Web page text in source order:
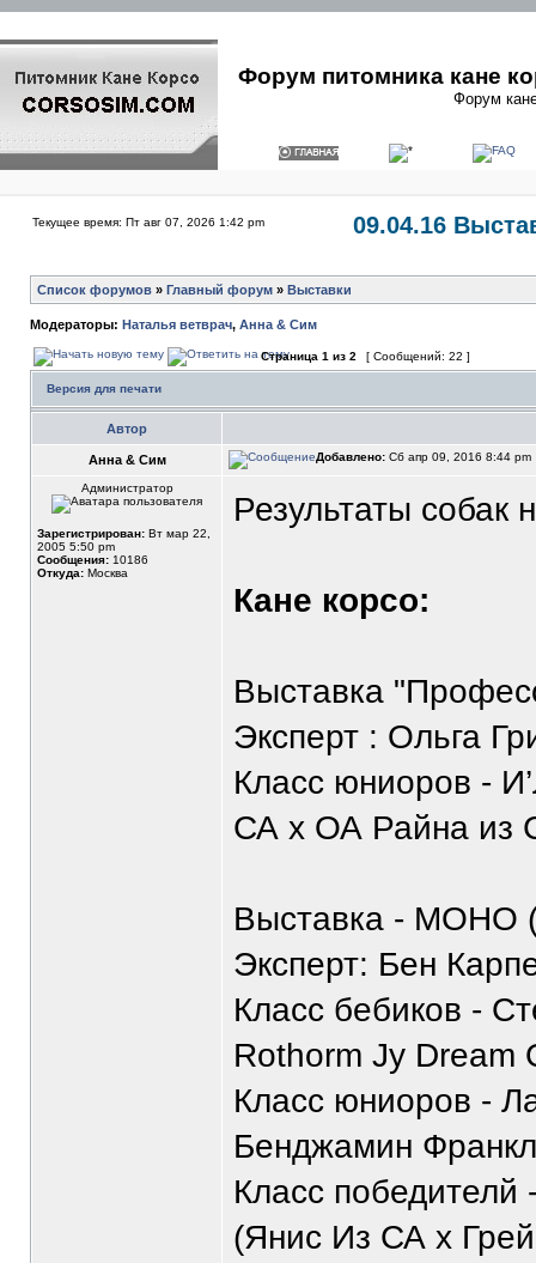
Форум питомника кане
Форум
Текущее время: Пт авг 07, 2026 1:42 pm 09.04.16
Список форумов » Главный форум » Выставки
Модераторы: Наталья ветврач, Анна & Сим
Страница 1 из 2 [ Сообщений: 22 ]
Версия для печати
Автор
Анна & Сим Добавлено: Сб апр 09, 2016 8:44 pm
Администратор
Зарегистрирован: Вт мар 22,
2005 5:50 pm
Сообщения: 10186
Откуда: Москва
Результаты собак
Кане корсо:
Выставка
Эксперт : Ольга
Класс юниоров -
СА х ОА Райна из
Выставка - МОНО
Эксперт: Бен
Класс бебиков -
Rothorm Jy
Класс юниоров -
Бенджамин
Класс
(Янис Из СА х